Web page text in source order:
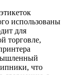
использованы
для
торговле,
что